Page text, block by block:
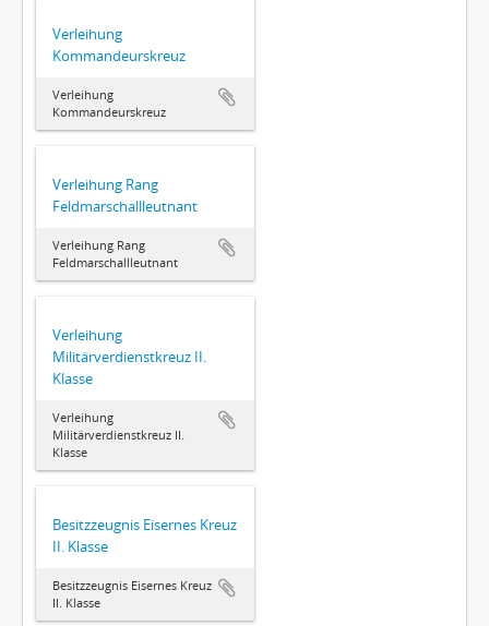
Verleihung
Kommandeurskreuz
Verleihung
Kommandeurskreuz
Verleihung Rang
Feldmarschallleutnant
Verleihung Rang
Feldmarschallleutnant
Verleihung
Militärverdienstkreuz II.
Klasse
Verleihung
Militärverdienstkreuz II.
Klasse
Besitzzeugnis Eisernes Kreuz
II. Klasse
Besitzzeugnis Eisernes Kreuz
II. Klasse